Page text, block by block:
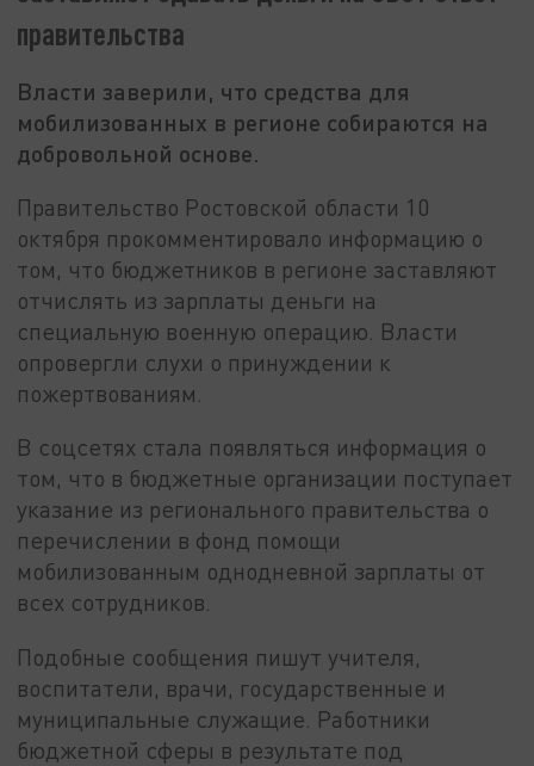
правительства
Власти заверили, что средства для
мобилизованных в регионе собираются на
добровольной основе.
Правительство Ростовской области 10
октября прокомментировало информацию о
том, что бюджетников в регионе заставляют
отчислять из зарплаты деньги на
специальную военную операцию. Власти
опровергли слухи о принуждении к
пожертвованиям.
В соцсетях стала появляться информация о
том, что в бюджетные организации поступает
указание из регионального правительства о
перечислении в фонд помощи
мобилизованным однодневной зарплаты от
всех сотрудников.
Подобные сообщения пишут учителя,
воспитатели, врачи, государственные и
муниципальные служащие. Работники
бюджетной сферы в результате под